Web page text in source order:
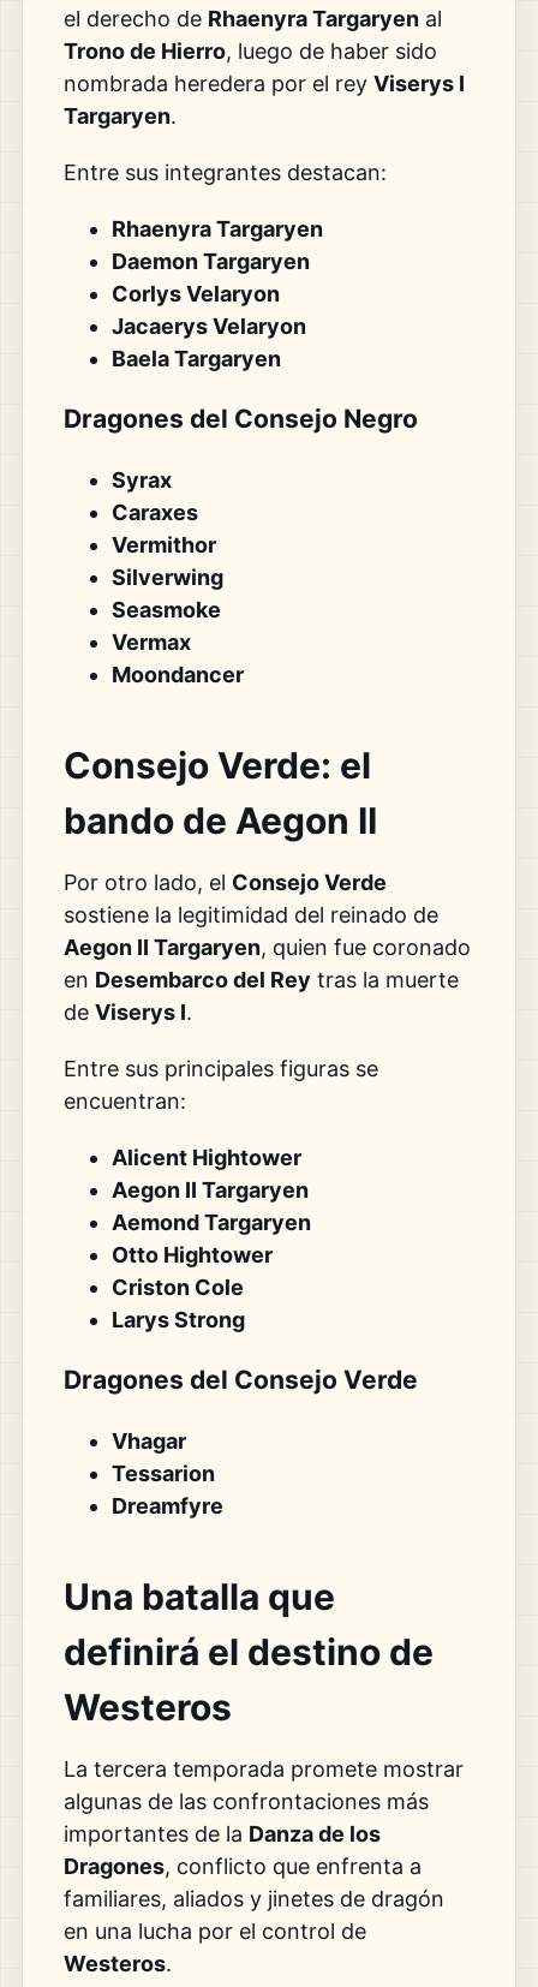
el derecho de Rhaenyra Targaryenal
Trono de Hierro, luego de haber sido
nombrada heredera por el rey Viserys I
Targaryen.
Entre sus integrantes destacan:
Rhaenyra Targaryen
Daemon Targaryen
Corlys Velaryon
Jacaerys Velaryon
Baela Targaryen
Dragones del Consejo Negro
Syrax
Caraxes
Vermithor
Silverwing
Seasmoke
Vermax
Moondancer
Consejo Verde: el
bando de Aegon II
Por otro lado, el Consejo Verde
sostiene la legitimidad del reinado de
Aegon II Targaryen, quien fue coronado
en Desembarco del Rey tras la muerte
de Viserys I.
Entre sus principales figuras se
encuentran:
Alicent Hightower
Aegon II Targaryen
Aemond Targaryen
Otto Hightower
Criston Cole
Larys Strong
Dragones del Consejo Verde
Vhagar
Tessarion
Dreamfyre
Una batalla que
definirá el destino de
Westeros
La tercera temporada promete mostrar
algunas de las confrontaciones más
importantes de la Danza de los
Dragones, conflicto que enfrenta a
familiares, aliados y jinetes de dragón
en una lucha por el control de
Westeros.